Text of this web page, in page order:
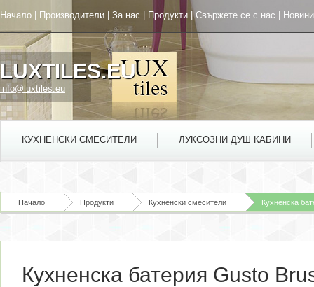
Начало Производители За нас Продукти |Свържете се с нас Новини
LUXTILES.EU
info@luxtiles.eu
КУХНЕНСКИ СМЕСИТЕЛИ ЛУКСОЗНИ ДУШ КАБИНИ
Начало Продукти Кухненски смесители Кухненска
Кухненска батерия Gusto